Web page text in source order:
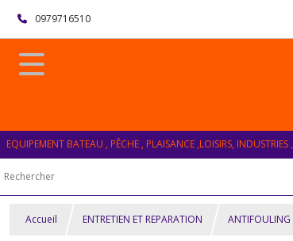
0979716510
EQUIPEMENT BATEAU , PÊCHE , PLAISANCE ,LOISIRS, INDUSTRIES
Accueil ENTRETIEN ET REPARATION ANTIFOULING